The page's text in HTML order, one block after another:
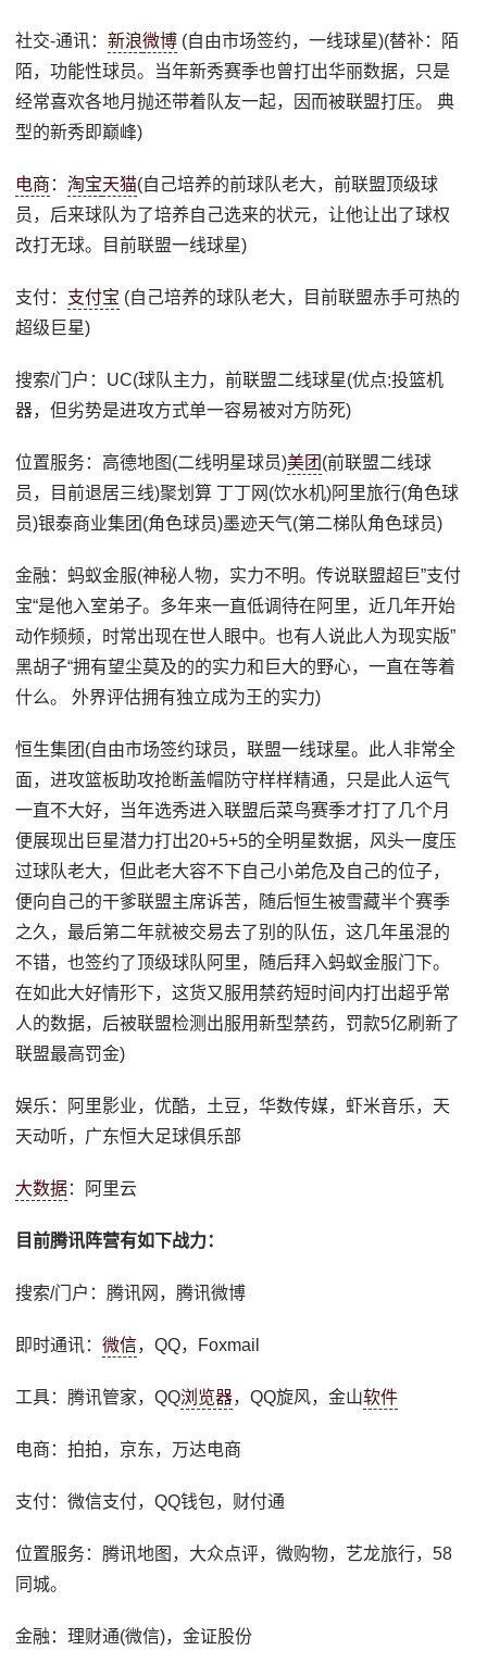
社交-通讯：新浪微博 (自由市场签约，一线球星)(替补：陌
陌，功能性球员。当年新秀赛季也曾打出华丽数据，只是
经常喜欢各地月抛还带着队友一起，因而被联盟打压。 典
型的新秀即巅峰)
电商 ：淘宝天猫(自己培养的前球队老大，前联盟顶级球
员，后来球队为了培养自己选来的状元，让他让出了球权
改打无球。目前联盟一线球星)
支付： 支付宝 (自己培养的球队老大，目前联盟赤手可热的
超级巨星)
搜索/门户：UC(球队主力，前联盟二线球星(优点:投篮机
器，但劣势是进攻方式单一容易被对方防死)
位置服务：高德地图(二线明星球员)美团 (前联盟二线球
员，目前退居三线)聚划算 丁丁网(饮水机)阿里旅行(角色球
员)银泰商业集团(角色球员)墨迹天气(第二梯队角色球员)
金融：蚂蚁金服(神秘人物，实力不明。传说联盟超巨”支付
宝“是他入室弟子。多年来一直低调待在阿里，近几年开始
动作频频，时常出现在世人眼中。也有人说此人为现实版”
黑胡子“拥有望尘莫及的的实力和巨大的野心，一直在等着
什么。 外界评估拥有独立成为王的实力)
恒生集团(自由市场签约球员，联盟一线球星。此人非常全
面，进攻篮板助攻抢断盖帽防守样样精通，只是此人运气
一直不大好，当年选秀进入联盟后菜鸟赛季才打了几个月
便展现出巨星潜力打出20+5+5的全明星数据，风头一度压
过球队老大，但此老大容不下自己小弟危及自己的位子，
便向自己的干爹联盟主席诉苦，随后恒生被雪藏半个赛季
之久，最后第二年就被交易去了别的队伍，这几年虽混的
不错，也签约了顶级球队阿里，随后拜入蚂蚁金服门下。
在如此大好情形下，这货又服用禁药短时间内打出超乎常
人的数据，后被联盟检测出服用新型禁药，罚款5亿刷新了
联盟最高罚金)
娱乐：阿里影业，优酷，土豆，华数传媒，虾米音乐，天
天动听，广东恒大足球俱乐部
大数据：阿里云
目前腾讯阵营有如下战力：
搜索/门户：腾讯网，腾讯微博
即时通讯：微信，QQ，Foxmail
工具：腾讯管家，QQ浏览器，QQ旋风，金山软件
电商：拍拍，京东，万达电商
支付：微信支付，QQ钱包，财付通
位置服务：腾讯地图，大众点评，微购物，艺龙旅行，58
同城。
金融：理财通(微信)，金证股份